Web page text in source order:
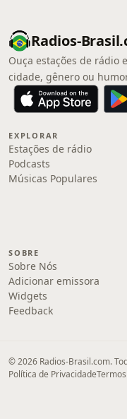
Radios-
Ouça estações de rádio
cidade, gênero ou
EXPLORAR
Estações de rádio
Podcasts
Músicas Populares
SOBRE
Sobre Nós
Adicionar emissora
Widgets
Feedback
© 2026 Radios-Brasil.com.
Política de Privacidade